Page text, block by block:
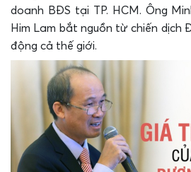
doanh BĐS tại TP. HCM. Ông
Him Lam bắt nguồn từ chiến dịch
động cả thế giới.